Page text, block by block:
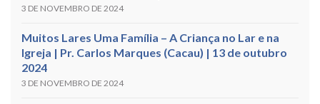
3 DE NOVEMBRO DE 2024
Muitos Lares Uma Família – A Criança no Lar e na
Igreja | Pr. Carlos Marques (Cacau) | 13 de outubro
2024
3 DE NOVEMBRO DE 2024